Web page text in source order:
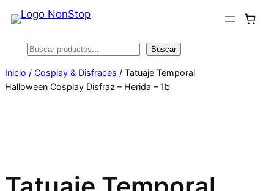
Saltar
contenido
Buscar Buscar
Inicio / Cosplay & Disfraces / Tatuaje Temporal
Halloween Cosplay Disfraz – Herida – 1b